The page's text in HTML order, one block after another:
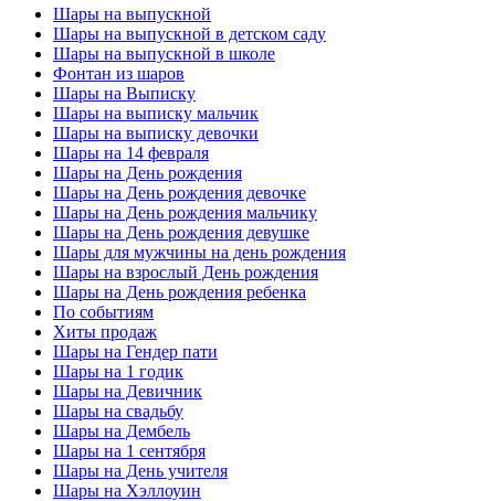
Шары на выпускной
Шары на выпускной в детском саду
Шары на выпускной в школе
Фонтан из шаров
Шары на Выписку
Шары на выписку мальчик
Шары на выписку девочки
Шары на 14 февраля
Шары на День рождения
Шары на День рождения девочке
Шары на День рождения мальчику
Шары на День рождения девушке
Шары для мужчины на день рождения
Шары на взрослый День рождения
Шары на День рождения ребенка
По событиям
Хиты продаж
Шары на Гендер пати
Шары на 1 годик
Шары на Девичник
Шары на свадьбу
Шары на Дембель
Шары на 1 сентября
Шары на День учителя
Шары на Хэллоуин